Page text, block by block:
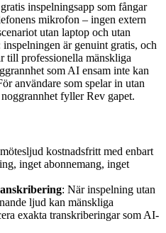
inspelningsapp som fångar
mikrofon – ingen extern
utan laptop och utan
är genuint gratis, och
till professionella mänskliga
som AI ensam inte kan
användare som spelar in utan
fyller Rev gapet.
kostnadsfritt med enbart
inget abonnemang, inget
: När inspelning utan
ljud kan mänskliga
exakta transkriberingar som AI-